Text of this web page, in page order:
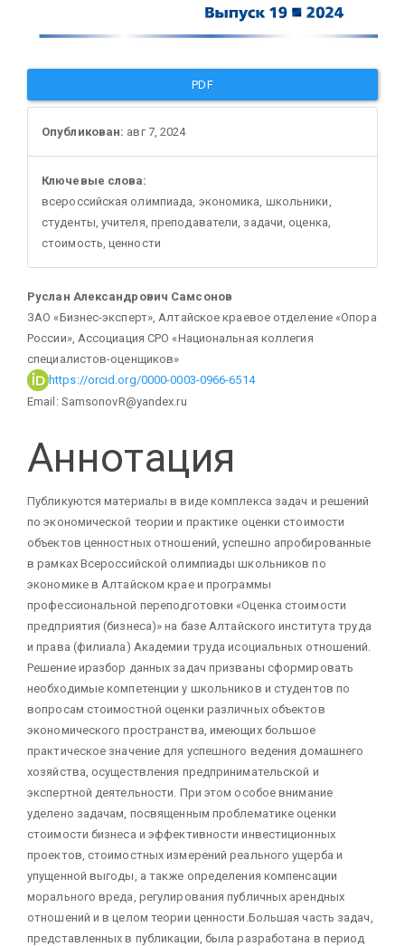
PDF
Опубликован: авг 7, 2024
Ключевые слова:
всероссийская олимпиада, экономика, школьники,
студенты, учителя, преподаватели, задачи, оценка,
стоимость, ценности
Основное
содержание
статьи
Руслан Александрович Самсонов
ЗАО «Бизнес-эксперт», Алтайское краевое отделение «Опора
России», Ассоциация СРО «Национальная коллегия
специалистов-оценщиков»
https://orcid.org/0000-0003-0966-6514
Email: SamsonovR@yandex.ru
Аннотация
Публикуются материалы в виде комплекса задач и решений
по экономической теории и практике оценки стоимости
объектов ценностных отношений, успешно апробированные
в рамках Всероссийской олимпиады школьников по
экономике в Алтайском крае и программы
профессиональной переподготовки «Оценка стоимости
предприятия (бизнеса)» на базе Алтайского института труда
и права (филиала) Академии труда исоциальных отношений.
Решение иразбор данных задач призваны сформировать
необходимые компетенции у школьников и студентов по
вопросам стоимостной оценки различных объектов
экономического пространства, имеющих большое
практическое значение для успешного ведения домашнего
хозяйства, осуществления предпринимательской и
экспертной деятельности. При этом особое внимание
уделено задачам, посвященным проблематике оценки
стоимости бизнеса и эффективности инвестиционных
проектов, стоимостных измерений реального ущерба и
упущенной выгоды, а также определения компенсации
морального вреда, регулирования публичных арендных
отношений и в целом теории ценности.Большая часть задач,
представленных в публикации, была разработана в период